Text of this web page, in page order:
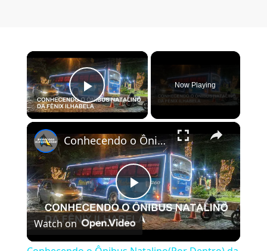
×
Play Video
Now Playing
×
Play Video
Conhecendo o Ônibus Natalino(Por Dentro) da Rápido Expresso Fênix Viação em Ilhabela-SP
Watch on